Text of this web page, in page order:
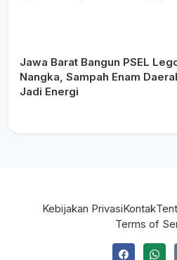
Jawa Barat Bangun PSEL
Nangka, Sampah Enam
Jadi Energi
Kebijakan PrivasiKontak
Terms of